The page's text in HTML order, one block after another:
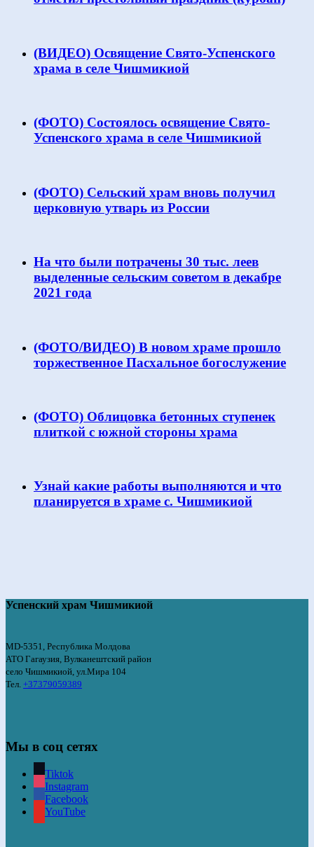
(ВИДЕО) Освящение Свято-Успенского
храма в селе Чишмикиой
(ФОТО) Состоялось освящение Свято-
Успенского храма в селе Чишмикиой
(ФОТО) Сельский храм вновь получил
церковную утварь из России
На что были потрачены 30 тыс. леев
выделенные сельским советом в декабре
2021 года
(ФОТО/ВИДЕО) В новом храме прошло
торжественное Пасхальное богослужение
(ФОТО) Облицовка бетонных ступенек
плиткой с южной стороны храма
Узнай какие работы выполняются и что
планируется в храме с. Чишмикиой
Успенский храм Чишмикиой
MD-5351, Республика Молдова
АТО Гагаузия, Вулканештский район
село Чишмикиой, ул.Мира 104
Тел. +37379059389
Мы в соц сетях
Tiktok
Instagram
Facebook
YouTube